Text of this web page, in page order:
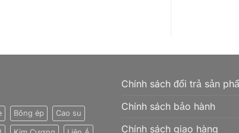
Bông ép Cao su
Chính sách đổi trả sản
Chính sách bảo hành
Chính sách giao hàng